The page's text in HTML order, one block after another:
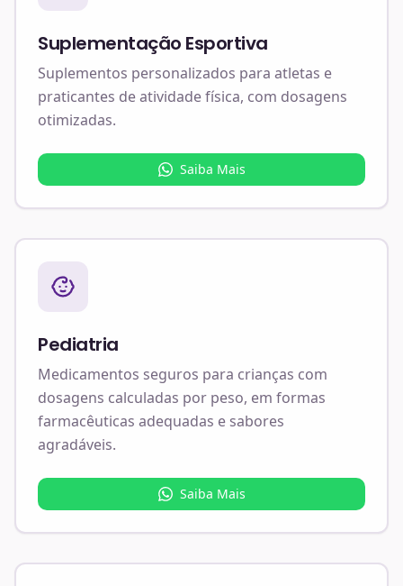
Suplementação Esportiva
Suplementos personalizados para atletas e
praticantes de atividade física, com dosagens
otimizadas.
Saiba Mais
Pediatria
Medicamentos seguros para crianças com
dosagens calculadas por peso, em formas
farmacêuticas adequadas e sabores
agradáveis.
Saiba Mais